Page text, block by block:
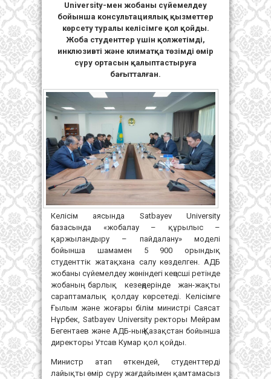
жатақхана
салынады
University-мен жобаны сүйемелдеу
бойынша консультациялық қызметтер
көрсету туралы келісімге қол қойды.
Жоба студенттер үшін қолжетімді,
инклюзивті және климатқа төзімді өмір
сүру ортасын қалыптастыруға
бағытталған.
Келісім аясында Satbayev University
базасында «жобалау – құрылыс –
қаржыландыру – пайдалану» моделі
бойынша шамамен 5 900 орындық
студенттік жатақхана салу көзделген. АДБ
жобаны сүйемелдеу жөніндегі кеңесші ретінде
жобаның барлық кезеңдерінде жан-жақты
сараптамалық қолдау көрсетеді. Келісімге
Ғылым және жоғары білім министрі Саясат
Нұрбек, Satbayev University ректоры Мейрам
Бегентаев және АДБ-ның Қазақстан бойынша
директоры Утсав Кумар қол қойды.
Министр атап өткендей, студенттерді
лайықты өмір сүру жағдайымен қамтамасыз